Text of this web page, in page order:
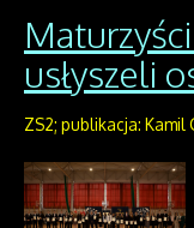
usłyszeli
ZS2; publikacja: Kamil